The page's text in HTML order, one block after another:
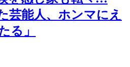
芸能人、ホンマにえ
る」